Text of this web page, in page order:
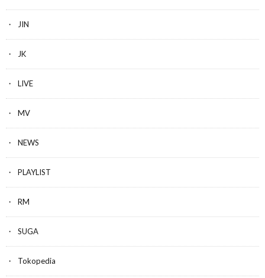
JIN
JK
LIVE
MV
NEWS
PLAYLIST
RM
SUGA
Tokopedia